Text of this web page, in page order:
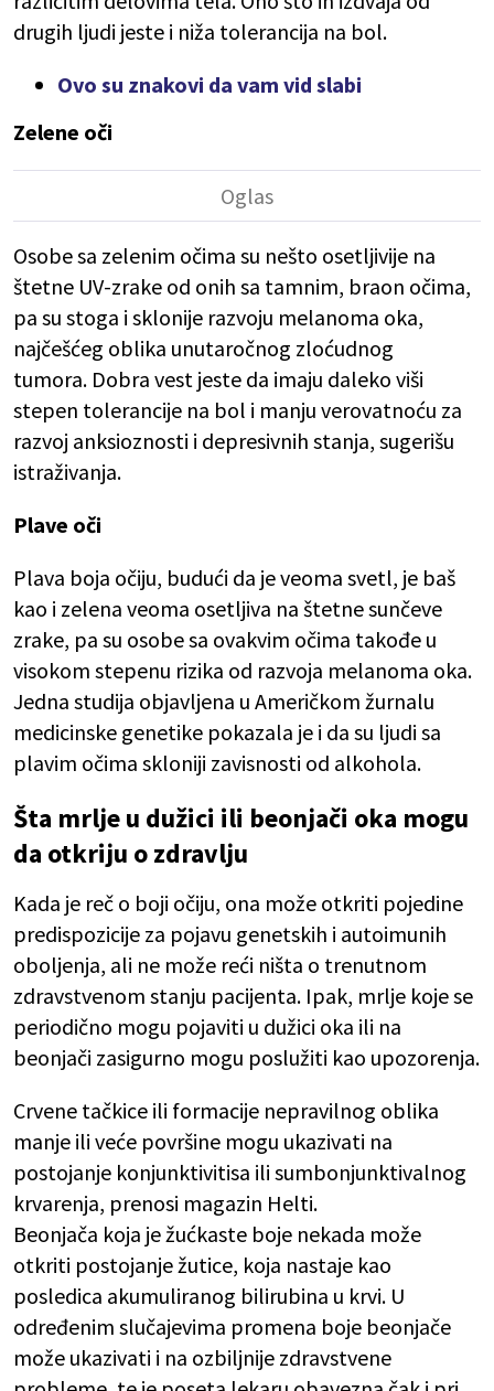
drugih ljudi jeste i niža tolerancija na bol.
Ovo su znakovi da vam vid slabi
Zelene oči
Osobe sa zelenim očima su nešto osetljivije na
štetne UV-zrake od onih sa tamnim, braon očima,
pa su stoga i sklonije razvoju melanoma oka,
najčešćeg oblika unutaročnog zloćudnog
tumora. Dobra vest jeste da imaju daleko viši
stepen tolerancije na bol i manju verovatnoću za
razvoj anksioznosti i depresivnih stanja, sugerišu
istraživanja.
Plave oči
Plava boja očiju, budući da je veoma svetl, je baš
kao i zelena veoma osetljiva na štetne sunčeve
zrake, pa su osobe sa ovakvim očima takođe u
visokom stepenu rizika od razvoja melanoma oka.
Jedna studija objavljena u Američkom žurnalu
medicinske genetike pokazala je i da su ljudi sa
plavim očima skloniji zavisnosti od alkohola.
Šta mrlje u dužici ili beonjači oka mogu
da otkriju o zdravlju
Kada je reč o boji očiju, ona može otkriti pojedine
predispozicije za pojavu genetskih i autoimunih
oboljenja, ali ne može reći ništa o trenutnom
zdravstvenom stanju pacijenta. Ipak, mrlje koje se
periodično mogu pojaviti u dužici oka ili na
beonjači zasigurno mogu poslužiti kao upozorenja.
Crvene tačkice ili formacije nepravilnog oblika
manje ili veće površine mogu ukazivati na
postojanje konjunktivitisa ili sumbonjunktivalnog
krvarenja, prenosi magazin Helti.
Beonjača koja je žućkaste boje nekada može
otkriti postojanje žutice, koja nastaje kao
posledica akumuliranog bilirubina u krvi. U
određenim slučajevima promena boje beonjače
može ukazivati i na ozbiljnije zdravstvene